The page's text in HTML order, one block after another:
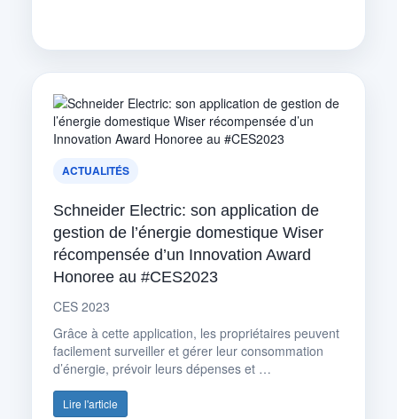
ACTUALITÉS
Schneider Electric: son application de
gestion de l’énergie domestique Wiser
récompensée d’un Innovation Award
Honoree au #CES2023
CES 2023
Grâce à cette application, les propriétaires peuvent
facilement surveiller et gérer leur consommation
d’énergie, prévoir leurs dépenses et …
Lire l'article